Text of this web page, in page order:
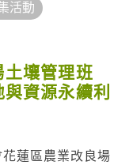
活動
土壤管理班
資源永續利
蓮區農業改良場